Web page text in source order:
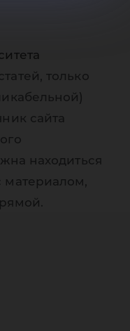
только
сайта
находиться
материалом,